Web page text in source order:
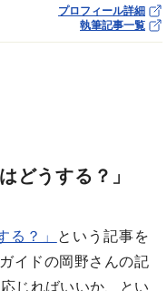
プロフィール詳細
執筆記事一覧
はどうする？」
る？」
という記事を
イドの岡野さんの記
じればいいか、とい